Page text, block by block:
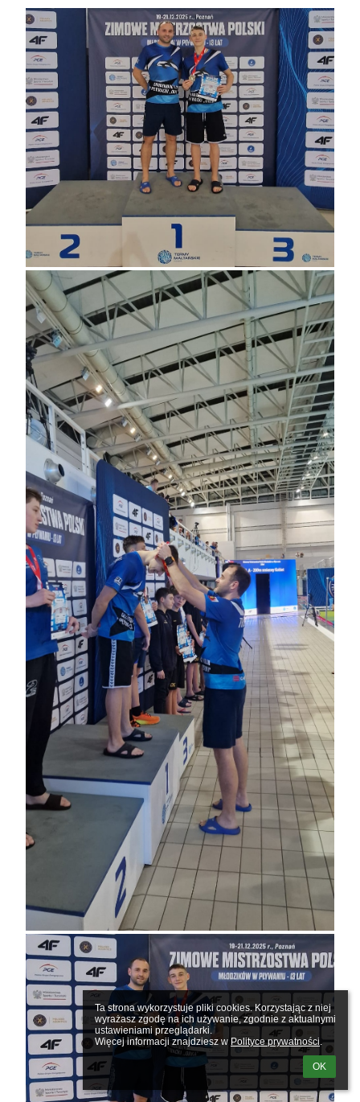
Ta strona wykorzystuje pliki cookies. Korzystając z niej
wyrażasz zgodę na ich używanie, zgodnie z aktualnymi
ustawieniami przeglądarki.
Więcej informacji znajdziesz w Polityce prywatności.
OK